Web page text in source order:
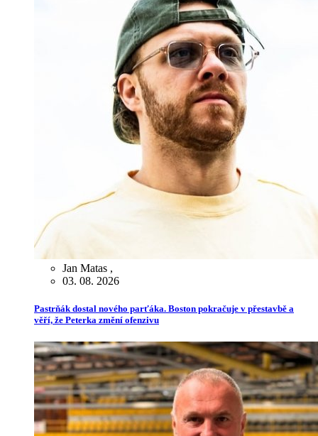
Jan Matas ,
03. 08. 2026
Pastrňák dostal nového parťáka. Boston pokračuje v přestavbě a
věří, že Peterka změní ofenzivu